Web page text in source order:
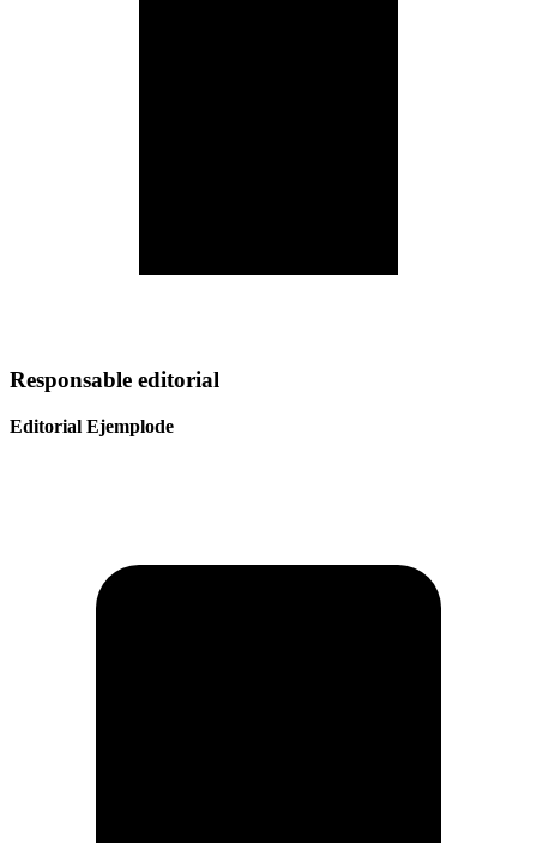
Responsable editorial
Editorial Ejemplode